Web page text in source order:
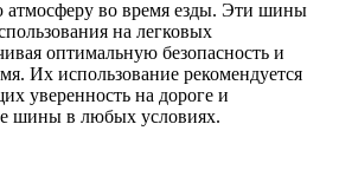
атмосферу во время езды. Эти шины
на легковых
оптимальную безопасность и
Их использование рекомендуется
уверенность на дороге и
шины в любых условиях.